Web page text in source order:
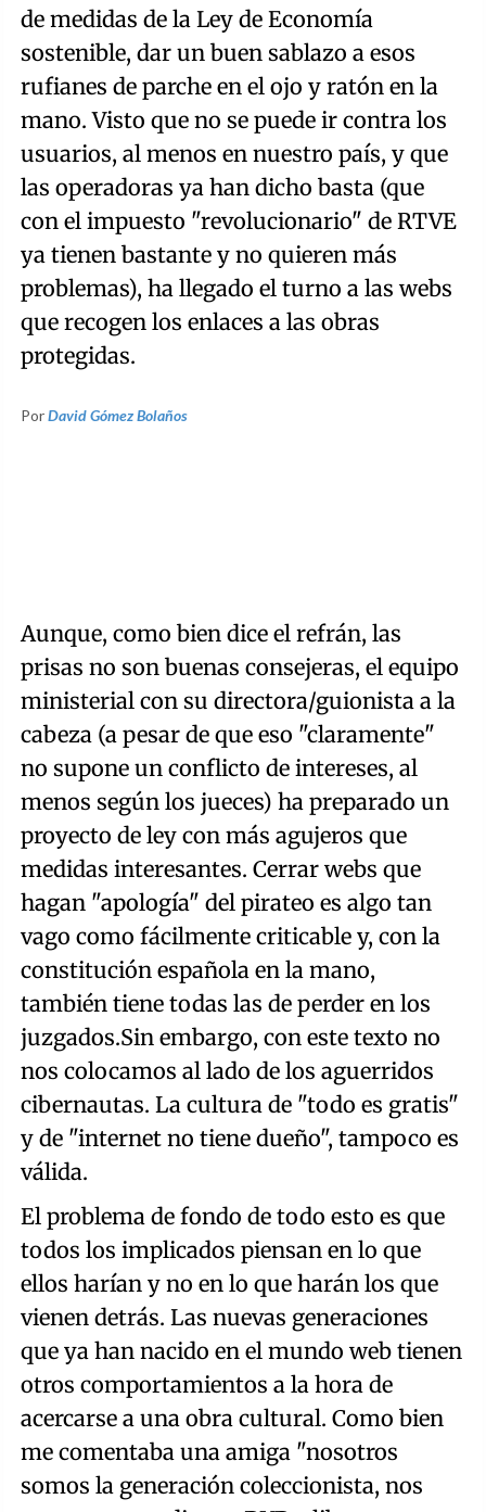
de medidas de la Ley de Economía
sostenible, dar un buen sablazo a esos
rufianes de parche en el ojo y ratón en la
mano. Visto que no se puede ir contra los
usuarios, al menos en nuestro país, y que
las operadoras ya han dicho basta (que
con el impuesto "revolucionario" de RTVE
ya tienen bastante y no quieren más
problemas), ha llegado el turno a las webs
que recogen los enlaces a las obras
protegidas.
PorDavid Gómez Bolaños
Aunque, como bien dice el refrán, las
prisas no son buenas consejeras, el equipo
ministerial con su directora/guionista a la
cabeza (a pesar de que eso "claramente"
no supone un conflicto de intereses, al
menos según los jueces) ha preparado un
proyecto de ley con más agujeros que
medidas interesantes. Cerrar webs que
hagan "apología" del pirateo es algo tan
vago como fácilmente criticable y, con la
constitución española en la mano,
también tiene todas las de perder en los
juzgados.Sin embargo, con este texto no
nos colocamos al lado de los aguerridos
cibernautas. La cultura de "todo es gratis"
y de "internet no tiene dueño", tampoco es
válida.
El problema de fondo de todo esto es que
todos los implicados piensan en lo que
ellos harían y no en lo que harán los que
vienen detrás. Las nuevas generaciones
que ya han nacido en el mundo web tienen
otros comportamientos a la hora de
acercarse a una obra cultural. Como bien
me comentaba una amiga "nosotros
somos la generación coleccionista, nos